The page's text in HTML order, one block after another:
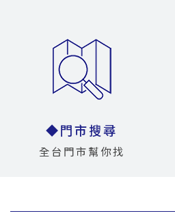
◆門市搜尋
全台門市幫你找